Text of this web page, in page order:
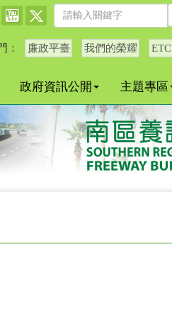
： 廉政平臺 我們的榮耀 ETC
政府資訊公開 主題專區